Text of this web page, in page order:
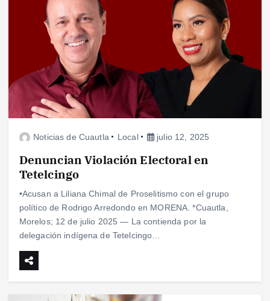
Noticias de Cuautla Local julio 12, 2025
Denuncian Violación Electoral en
Tetelcingo
•Acusan a Liliana Chimal de Proselitismo con el grupo
político de Rodrigo Arredondo en MORENA. *Cuautla,
Morelos; 12 de julio 2025 — La contienda por la
delegación indígena de Tetelcingo…